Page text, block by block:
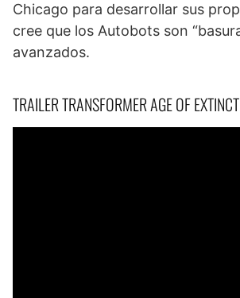
Chicago para desarrollar sus
cree que los Autobots son
avanzados.
TRAILER TRANSFORMER AGE OF